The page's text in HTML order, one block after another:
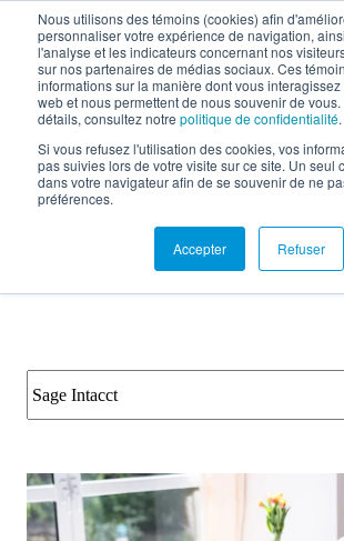
Nous utilisons des témoins (cookies) afin
personnaliser votre expérience de navigation,
l'analyse et les indicateurs concernant nos
sur nos partenaires de médias sociaux. Ces
informations sur la manière dont vous interagissez
web et nous permettent de nous souvenir de
détails, consultez notre politique de confidentialité.
Si vous refusez l'utilisation des cookies, vos
pas suivies lors de votre visite sur ce site. Un seul
dans votre navigateur afin de se souvenir de ne
préférences.
Accepter Refuser
Documentation